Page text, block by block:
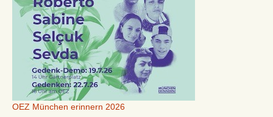
OEZ München erinnern 2026